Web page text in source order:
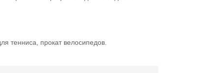
тенниса, прокат велосипедов.